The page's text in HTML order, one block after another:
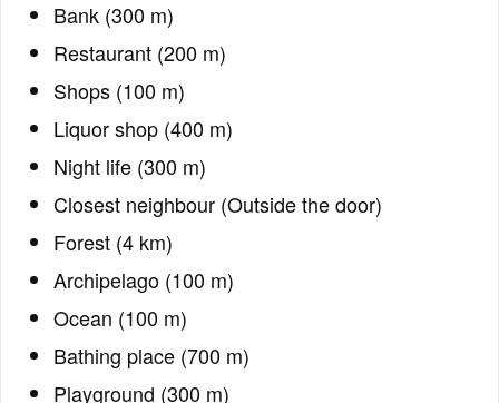
Bank (300 m)
Restaurant (200 m)
Shops (100 m)
Liquor shop (400 m)
Night life (300 m)
Closest neighbour (Outside the door)
Forest (4 km)
Archipelago (100 m)
Ocean (100 m)
Bathing place (700 m)
Playground (300 m)